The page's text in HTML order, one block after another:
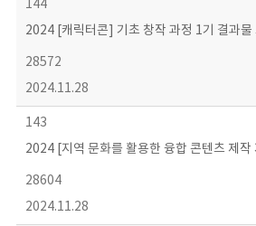
144
2024 [캐릭터콘] 기초 창작 과정 1기 결과물
28572
2024.11.28
143
2024 [지역 문화를 활용한 융합 콘텐츠 제작
28604
2024.11.28